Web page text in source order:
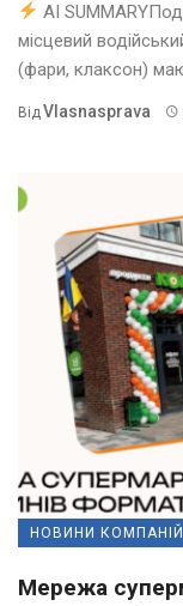
AI
місцевий
(фари, клаксон)
Від Vlasnasprava
НОВИНИ КОМПАНІЙ
Мережа